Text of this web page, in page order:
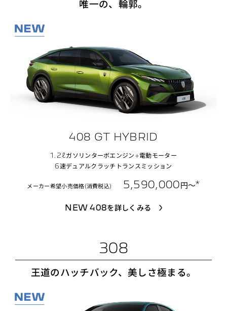
唯一の、輪郭。
408 GT HYBRID
1.2ℓガソリンターボエンジン+電動モーター
6速デュアルクラッチトランスミッション
メーカー希望小売価格(消費税込) 5,590,000円〜*
NEW 408を詳しくみる
308
王道のハッチバック、美しさ極まる。